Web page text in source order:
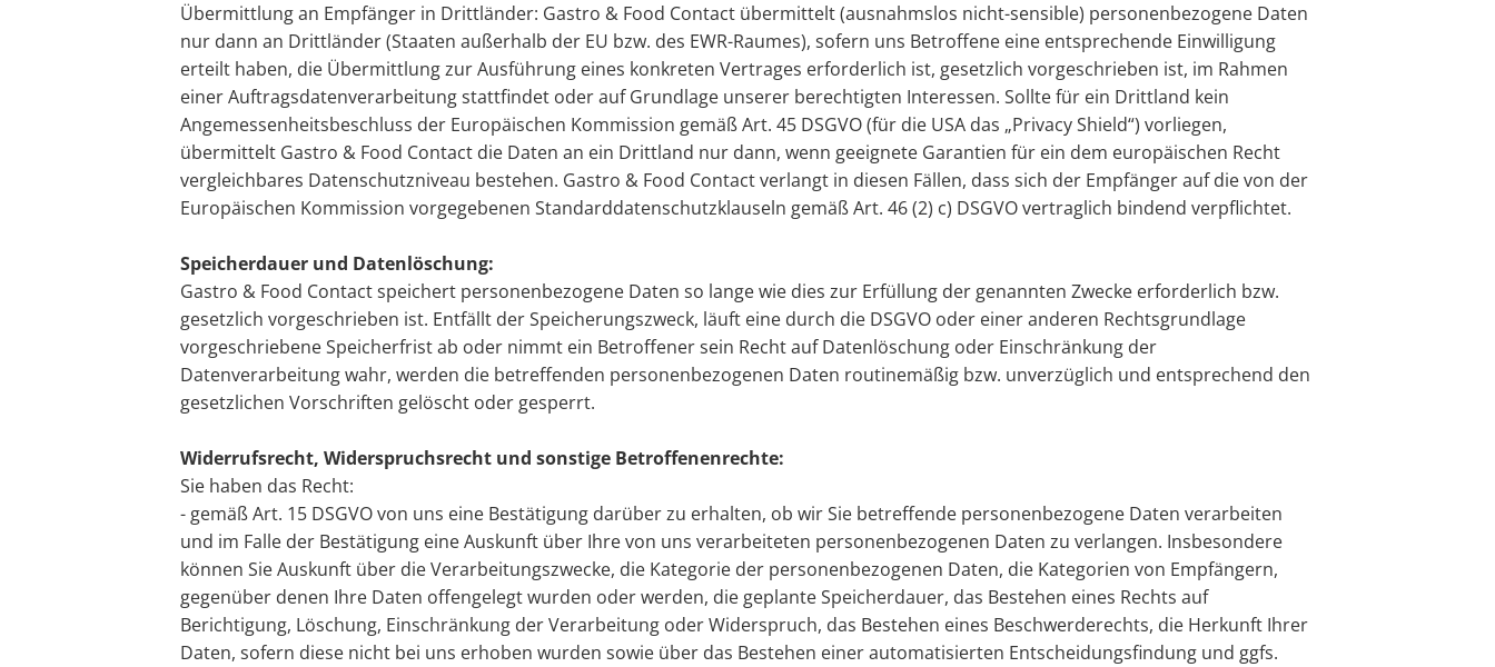
Übermittlung an Empfänger in Drittländer: Gastro & Food Contact übermittelt (ausnahmslos nicht-sensible) personenbezogene Daten
nur dann an Drittländer (Staaten außerhalb der EU bzw. des EWR-Raumes), sofern uns Betroffene eine entsprechende Einwilligung
erteilt haben, die Übermittlung zur Ausführung eines konkreten Vertrages erforderlich ist, gesetzlich vorgeschrieben ist, im Rahmen
einer Auftragsdatenverarbeitung stattfindet oder auf Grundlage unserer berechtigten Interessen. Sollte für ein Drittland kein
Angemessenheitsbeschluss der Europäischen Kommission gemäß Art. 45 DSGVO (für die USA das „Privacy Shield“) vorliegen,
übermittelt Gastro & Food Contact die Daten an ein Drittland nur dann, wenn geeignete Garantien für ein dem europäischen Recht
vergleichbares Datenschutzniveau bestehen. Gastro & Food Contact verlangt in diesen Fällen, dass sich der Empfänger auf die von der
Europäischen Kommission vorgegebenen Standarddatenschutzklauseln gemäß Art. 46 (2) c) DSGVO vertraglich bindend verpflichtet.
Speicherdauer und Datenlöschung:
Gastro & Food Contact speichert personenbezogene Daten so lange wie dies zur Erfüllung der genannten Zwecke erforderlich bzw.
gesetzlich vorgeschrieben ist. Entfällt der Speicherungszweck, läuft eine durch die DSGVO oder einer anderen Rechtsgrundlage
vorgeschriebene Speicherfrist ab oder nimmt ein Betroffener sein Recht auf Datenlöschung oder Einschränkung der
Datenverarbeitung wahr, werden die betreffenden personenbezogenen Daten routinemäßig bzw. unverzüglich und entsprechend den
gesetzlichen Vorschriften gelöscht oder gesperrt.
Widerrufsrecht, Widerspruchsrecht und sonstige Betroffenenrechte:
Sie haben das Recht:
- gemäß Art. 15 DSGVO von uns eine Bestätigung darüber zu erhalten, ob wir Sie betreffende personenbezogene Daten verarbeiten
und im Falle der Bestätigung eine Auskunft über Ihre von uns verarbeiteten personenbezogenen Daten zu verlangen. Insbesondere
können Sie Auskunft über die Verarbeitungszwecke, die Kategorie der personenbezogenen Daten, die Kategorien von Empfängern,
gegenüber denen Ihre Daten offengelegt wurden oder werden, die geplante Speicherdauer, das Bestehen eines Rechts auf
Berichtigung, Löschung, Einschränkung der Verarbeitung oder Widerspruch, das Bestehen eines Beschwerderechts, die Herkunft Ihrer
Daten, sofern diese nicht bei uns erhoben wurden sowie über das Bestehen einer automatisierten Entscheidungsfindung und ggfs.